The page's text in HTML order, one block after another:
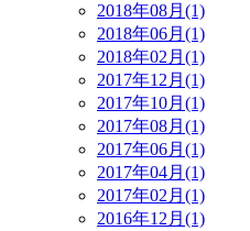
2018年08月(1)
2018年06月(1)
2018年02月(1)
2017年12月(1)
2017年10月(1)
2017年08月(1)
2017年06月(1)
2017年04月(1)
2017年02月(1)
2016年12月(1)